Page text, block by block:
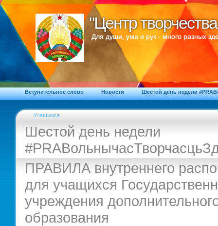
"Центр
"Центр
Для души, ума и рук - много разных
Вступительное слово Новости Шестой день недели
Учащимся
Шестой день недели
ПРАВИЛА внутреннего
для учащихся
учреждения
образования